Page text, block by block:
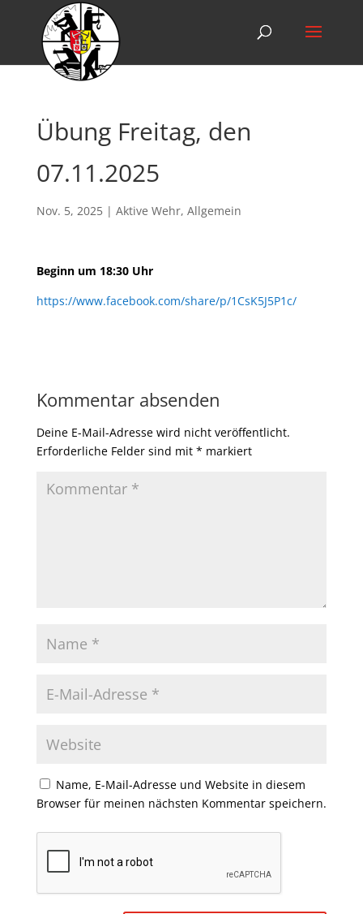
Übung Freitag, den
07.11.2025
Nov. 5, 2025| Aktive Wehr, Allgemein
Beginn um 18:30 Uhr
https://www.facebook.com/share/p/1CsK5J5P1c/
Kommentar absenden
Deine E-Mail-Adresse wird nicht veröffentlicht.
Erforderliche Felder sind mit * markiert
Name, E-Mail-Adresse und Website in diesem
Browser für meinen nächsten Kommentar speichern.